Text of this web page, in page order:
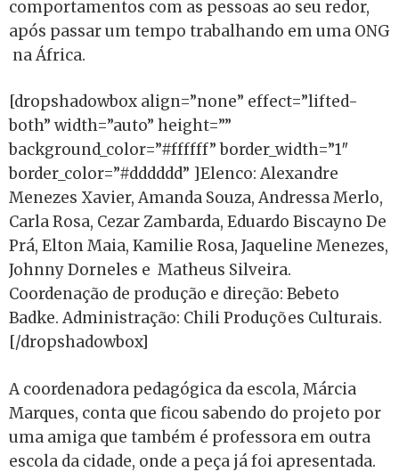
comportamentos com as pessoas ao seu redor,
após passar um tempo trabalhando em uma ONG
na África.
[dropshadowbox align=”none” effect=”lifted-
both” width=”auto” height=””
background_color=”#ffffff” border_width=”1″
border_color=”#dddddd” ]Elenco: Alexandre
Menezes Xavier, Amanda Souza, Andressa Merlo,
Carla Rosa, Cezar Zambarda, Eduardo Biscayno De
Prá, Elton Maia, Kamilie Rosa, Jaqueline Menezes,
Johnny Dorneles e Matheus Silveira.
Coordenação de produção e direção: Bebeto
Badke. Administração: Chili Produções Culturais.
[/dropshadowbox]
A coordenadora pedagógica da escola, Márcia
Marques, conta que ficou sabendo do projeto por
uma amiga que também é professora em outra
escola da cidade, onde a peça já foi apresentada.